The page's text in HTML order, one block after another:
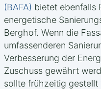
(BAFA) bietet ebenfalls
energetische
Berghof. Wenn die
umfassenderen
Verbesserung der
Zuschuss gewährt
sollte frühzeitig gestellt